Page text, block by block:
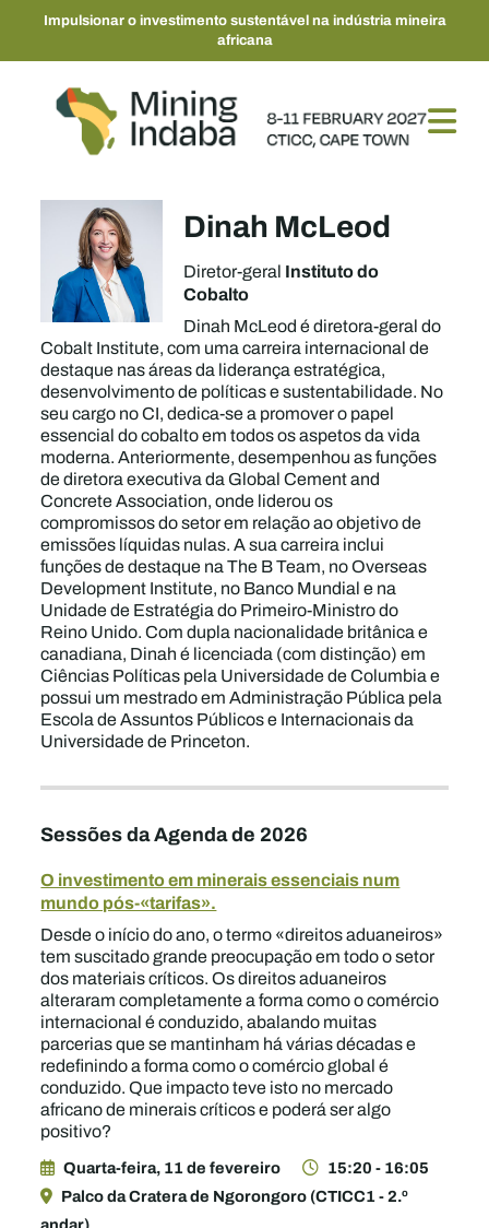
Impulsionar o investimento sustentável na indústria mineira
africana
Dinah McLeod
Diretor-geral Instituto do
Cobalto
Dinah McLeod é diretora-geral do
Cobalt Institute, com uma carreira internacional de
destaque nas áreas da liderança estratégica,
desenvolvimento de políticas e sustentabilidade. No
seu cargo no CI, dedica-se a promover o papel
essencial do cobalto em todos os aspetos da vida
moderna. Anteriormente, desempenhou as funções
de diretora executiva da Global Cement and
Concrete Association, onde liderou os
compromissos do setor em relação ao objetivo de
emissões líquidas nulas. A sua carreira inclui
funções de destaque na The B Team, no Overseas
Development Institute, no Banco Mundial e na
Unidade de Estratégia do Primeiro-Ministro do
Reino Unido. Com dupla nacionalidade britânica e
canadiana, Dinah é licenciada (com distinção) em
Ciências Políticas pela Universidade de Columbia e
possui um mestrado em Administração Pública pela
Escola de Assuntos Públicos e Internacionais da
Universidade de Princeton.
Sessões da Agenda de 2026
O investimento em minerais essenciais num
mundo pós-«tarifas».
Desde o início do ano, o termo «direitos aduaneiros»
tem suscitado grande preocupação em todo o setor
dos materiais críticos. Os direitos aduaneiros
alteraram completamente a forma como o comércio
internacional é conduzido, abalando muitas
parcerias que se mantinham há várias décadas e
redefinindo a forma como o comércio global é
conduzido. Que impacto teve isto no mercado
africano de minerais críticos e poderá ser algo
positivo?
Quarta-feira, 11 de fevereiro
15:20 - 16:05
Palco da Cratera de Ngorongoro (CTICC1 - 2.º